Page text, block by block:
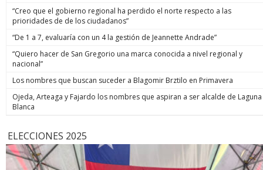
“Creo que el gobierno regional ha perdido el norte respecto a las
prioridades de de los ciudadanos”
“De 1 a 7, evaluaría con un 4 la gestión de Jeannette Andrade”
“Quiero hacer de San Gregorio una marca conocida a nivel regional y
nacional”
Los nombres que buscan suceder a Blagomir Brztilo en Primavera
Ojeda, Arteaga y Fajardo los nombres que aspiran a ser alcalde de Laguna
Blanca
ELECCIONES 2025